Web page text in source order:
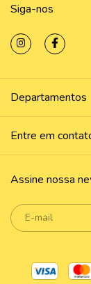
Siga-nos
Departamentos
Entre em
Assine nossa